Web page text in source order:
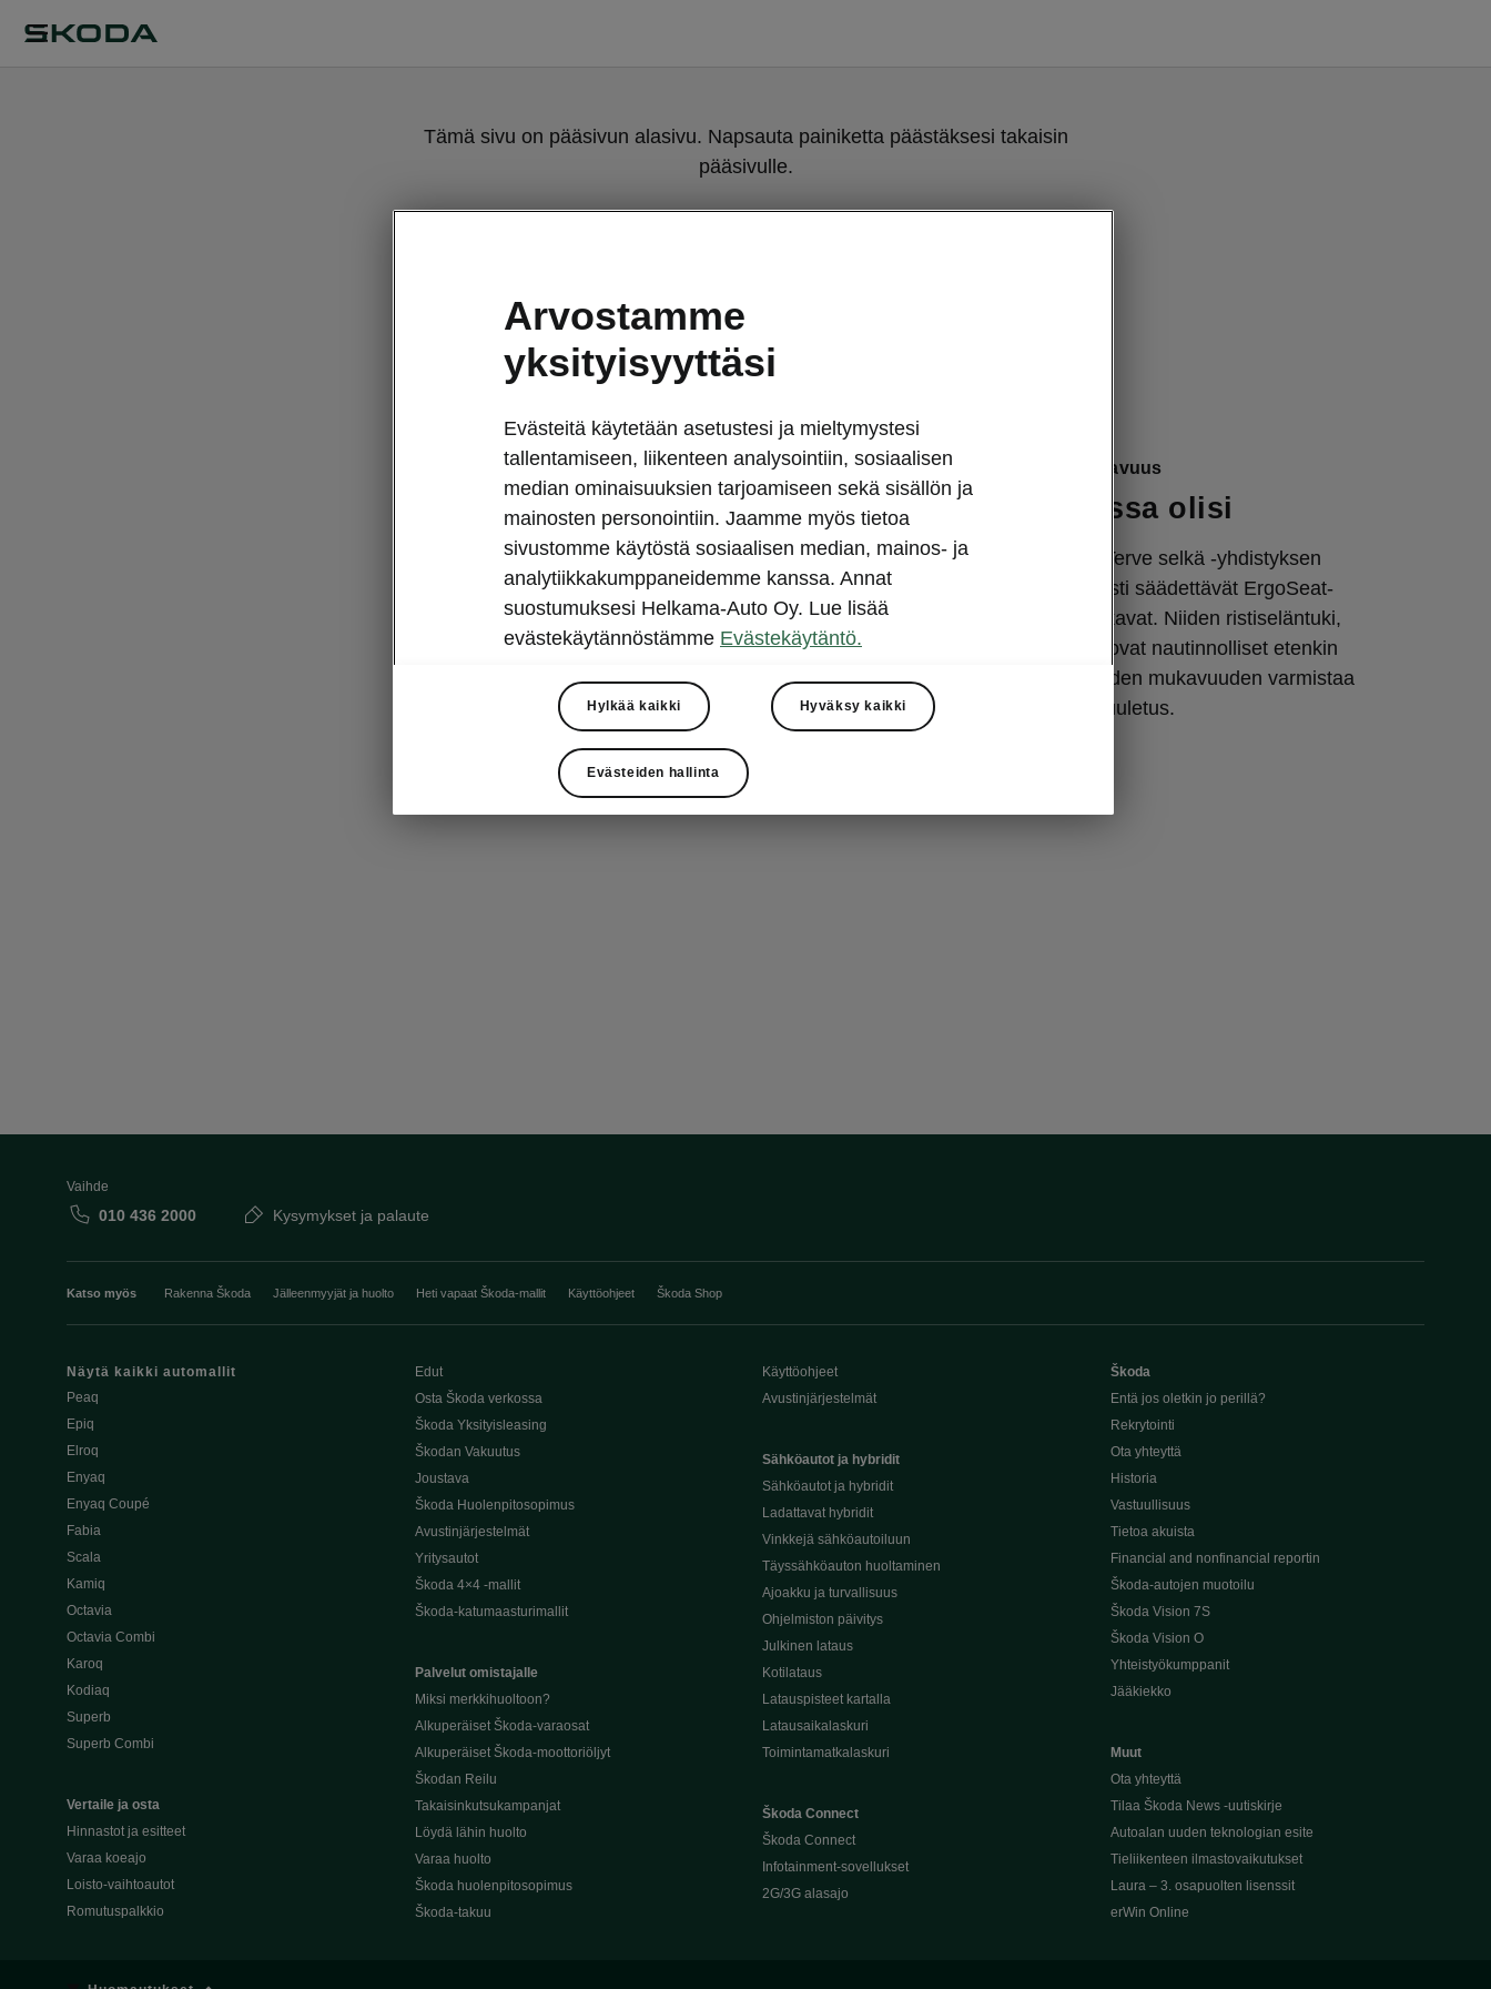
Tämä sivu on pääsivun alasivu. Napsauta painiketta päästäksesi takaisin
pääsivulle.
Škoda Octavia Combin mukavuus
Kuin olohuoneessa olisi
Tarjolla olevat saksalaisen Terve selkä -yhdistyksen
(AGR) sertifioimat sähköisesti säädettävät ErgoSeat-
etuistuimet ovat erittäin mukavat. Niiden ristiseläntuki,
reisituki ja hierontatoiminto ovat nautinnolliset etenkin
pitkillä matkoilla. Talvella niiden mukavuuden varmistaa
lämmitys ja kesäkuumalla tuuletus.
Vaihde
010 436 2000 Kysymykset ja palaute
Katso myös Rakenna Škoda Jälleenmyyjät ja huolto Heti vapaat Škoda-mallit Käyttöohjeet Škoda Shop
Näytä kaikki automallit
Peaq
Epiq
Elroq
Enyaq
Enyaq Coupé
Fabia
Scala
Kamiq
Octavia
Octavia Combi
Karoq
Kodiaq
Superb
Superb Combi
Vertaile ja osta
Hinnastot ja esitteet
Varaa koeajo
Loisto-vaihtoautot
Romutuspalkkio
Edut
Osta Škoda verkossa
Škoda Yksityisleasing
Škodan Vakuutus
Joustava
Škoda Huolenpitosopimus
Avustinjärjestelmät
Yritysautot
Škoda 4×4 -mallit
Škoda-katumaasturimallit
Palvelut omistajalle
Miksi merkkihuoltoon?
Alkuperäiset Škoda-varaosat
Alkuperäiset Škoda-moottoriöljyt
Škodan Reilu
Takaisinkutsukampanjat
Löydä lähin huolto
Varaa huolto
Škoda huolenpitosopimus
Škoda-takuu
Käyttöohjeet
Avustinjärjestelmät
Sähköautot ja hybridit
Sähköautot ja hybridit
Ladattavat hybridit
Vinkkejä sähköautoiluun
Täyssähköauton huoltaminen
Ajoakku ja turvallisuus
Ohjelmiston päivitys
Julkinen lataus
Kotilataus
Latauspisteet kartalla
Latausaikalaskuri
Toimintamatkalaskuri
Škoda Connect
Škoda Connect
Infotainment-sovellukset
2G/3G alasajo
Škoda
Entä jos oletkin jo perillä?
Rekrytointi
Ota yhteyttä
Historia
Vastuullisuus
Tietoa akuista
Financial and nonfinancial reportin
Škoda-autojen muotoilu
Škoda Vision 7S
Škoda Vision O
Yhteistyökumppanit
Jääkiekko
Muut
Ota yhteyttä
Tilaa Škoda News -uutiskirje
Autoalan uuden teknologian esite
Tieliikenteen ilmastovaikutukset
Laura – 3. osapuolten lisenssit
erWin Online
Arvostamme
yksityisyyttäsi
Evästeitä käytetään asetustesi ja mieltymystesi
tallentamiseen, liikenteen analysointiin, sosiaalisen
median ominaisuuksien tarjoamiseen sekä sisällön ja
mainosten personointiin. Jaamme myös tietoa
sivustomme käytöstä sosiaalisen median, mainos- ja
analytiikkakumppaneidemme kanssa. Annat
suostumuksesi Helkama-Auto Oy. Lue lisää
evästekäytännöstämme Evästekäytäntö.
Hylkää kaikki Hyväksy kaikki
Evästeiden hallinta